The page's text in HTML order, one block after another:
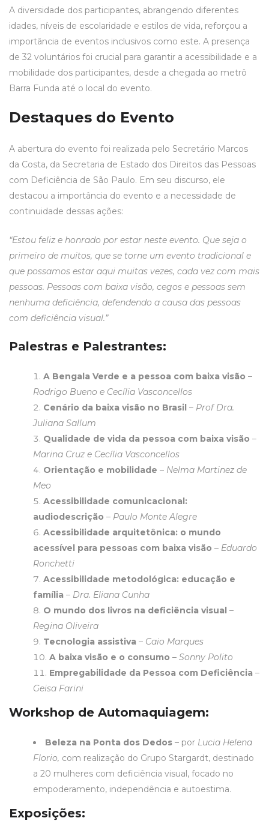
A diversidade dos participantes, abrangendo diferentes
idades, níveis de escolaridade e estilos de vida, reforçou a
importância de eventos inclusivos como este. A presença
de 32 voluntários foi crucial para garantir a acessibilidade e a
mobilidade dos participantes, desde a chegada ao metrô
Barra Funda até o local do evento.
Destaques do Evento
A abertura do evento foi realizada pelo Secretário Marcos
da Costa, da Secretaria de Estado dos Direitos das Pessoas
com Deficiência de São Paulo. Em seu discurso, ele
destacou a importância do evento e a necessidade de
continuidade dessas ações:
“Estou feliz e honrado por estar neste evento. Que seja o
primeiro de muitos, que se torne um evento tradicional e
que possamos estar aqui muitas vezes, cada vez com mais
pessoas. Pessoas com baixa visão, cegos e pessoas sem
nenhuma deficiência, defendendo a causa das pessoas
com deficiência visual.”
Palestras e Palestrantes:
A Bengala Verde e a pessoa com baixa visão –
Rodrigo Bueno e Cecília Vasconcellos
Cenário da baixa visão no Brasil – Prof Dra.
Juliana Sallum
Qualidade de vida da pessoa com baixa visão –
Marina Cruz e Cecília Vasconcellos
Orientação e mobilidade – Nelma Martinez de
Meo
Acessibilidade comunicacional:
audiodescrição – Paulo Monte Alegre
Acessibilidade arquitetônica: o mundo
acessível para pessoas com baixa visão – Eduardo
Ronchetti
Acessibilidade metodológica: educação e
família – Dra. Eliana Cunha
O mundo dos livros na deficiência visual –
Regina Oliveira
Tecnologia assistiva – Caio Marques
A baixa visão e o consumo – Sonny Polito
Empregabilidade da Pessoa com Deficiência –
Geisa Farini
Workshop de Automaquiagem:
Beleza na Ponta dos Dedos – por Lucia Helena
Florio, com realização do Grupo Stargardt, destinado
a 20 mulheres com deficiência visual, focado no
empoderamento, independência e autoestima.
Exposições: